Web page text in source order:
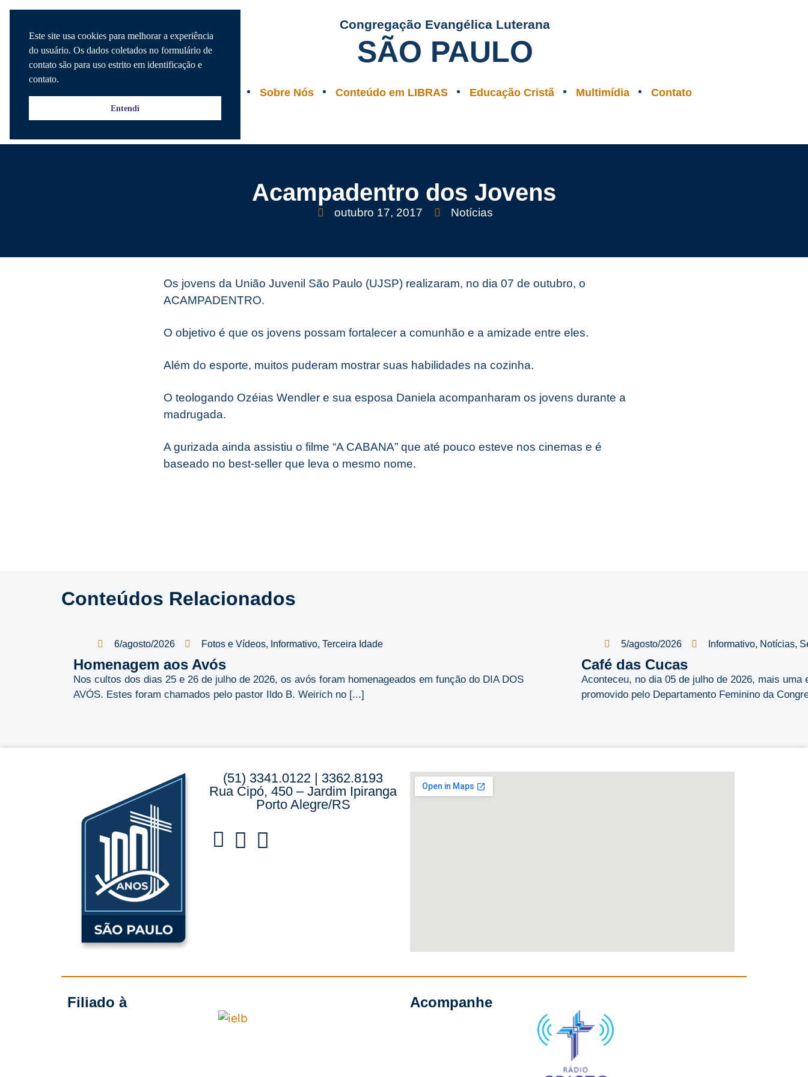
Congregação Evangélica Luterana
SÃO PAULO
Sobre Nós Conteúdo em LIBRAS Educação Cristã Multimídia Contato
Acampadentro dos Jovens
outubro 17, 2017 Notícias
Os jovens da União Juvenil São Paulo (UJSP) realizaram, no dia 07 de outubro, o
ACAMPADENTRO.
O objetivo é que os jovens possam fortalecer a comunhão e a amizade entre eles.
Além do esporte, muitos puderam mostrar suas habilidades na cozinha.
O teologando Ozéias Wendler e sua esposa Daniela acompanharam os jovens durante a
madrugada.
A gurizada ainda assistiu o filme “A CABANA” que até pouco esteve nos cinemas e é
baseado no best-seller que leva o mesmo nome.
Conteúdos Relacionados
6/agosto/2026 Fotos e Vídeos, Informativo, Terceira Idade
Homenagem aos Avós
Nos cultos dos dias 25 e 26 de julho de 2026, os avós foram homenageados em função do DIA DOS
AVÓS. Estes foram chamados pelo pastor Ildo B. Weirich no [...]
5/agosto/2026 Informativo, Notícias,
Café das Cucas
Aconteceu, no dia 05 de julho de 2026, mais
promovido pelo Departamento Feminino da
(51) 3341.0122 | 3362.8193
Rua Cipó, 450 – Jardim Ipiranga
Porto Alegre/RS
Filiado à Acompanhe
Este site usa cookies para melhorar a experiência
do usuário. Os dados coletados no formulário de
contato são para uso estrito em identificação e
contato.
Entendi